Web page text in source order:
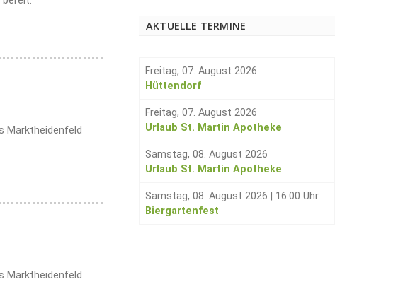
Marktheidenfeld
Marktheidenfeld
AKTUELLE TERMINE
Freitag, 07. August 2026
Hüttendorf
Freitag, 07. August 2026
Urlaub St. Martin Apotheke
Samstag, 08. August 2026
Urlaub St. Martin Apotheke
Samstag, 08. August 2026
16:00 Uhr
Biergartenfest